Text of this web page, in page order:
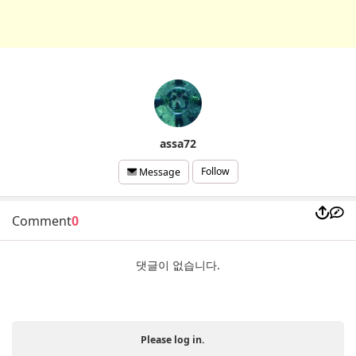
assa72
Message Follow
Comment0
댓글이 없습니다.
Please log in.